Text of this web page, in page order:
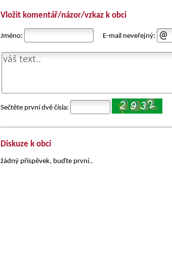
Vložit komentář/názor/vzkaz k obci
Jméno: E-mail neveřejný:
Sečtěte první dvě čísla:
Diskuze k obci
žádný příspěvek, buďte první..